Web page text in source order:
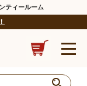
ティールーム